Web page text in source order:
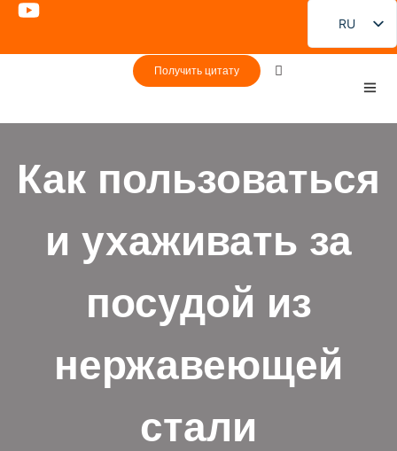
RU
EN
ES
Получить цитату
Как пользоваться
и ухаживать за
посудой из
нержавеющей
стали